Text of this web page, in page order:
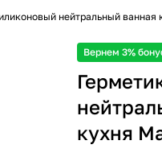
нейтральный
Вернем 3%
кухня